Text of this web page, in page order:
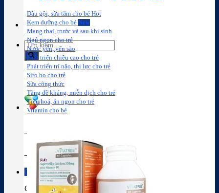
Sữa công
thức
Thành phần thuốc
Giỏ hàng
Giỏ hàng
Dầu gội, sữa tắm cho bé
Kem dưỡng cho bé
Mang thai, trước và sau khi sinh
Ngủ ngon cho trẻ
Nước yến, yến sào
Phát triển chiều cao cho trẻ
Phát triển trí não, thị lực cho trẻ
Siro ho cho trẻ
Sữa công thức
Tăng đề kháng, miễn dịch cho trẻ
Tiêu hoá, ăn ngon cho trẻ
Vitamin cho bé